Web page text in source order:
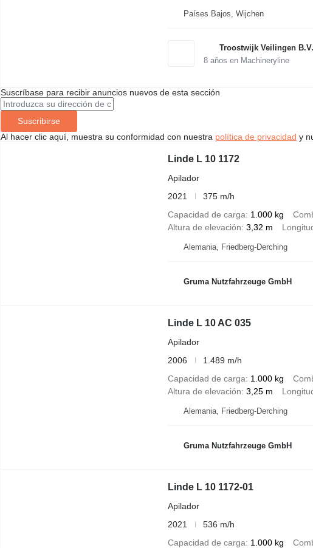
Países Bajos, Wijchen
Troostwijk Veilingen B.V.
8años en Machineryline
Suscríbase para recibir anuncios nuevos de esta sección
Suscribirse
Al hacer clic aquí, muestra su conformidad con nuestra política de privacidad y
Linde L 10 1172
Apilador
2021
375 m/h
Capacidad de carga
1.000 kg
Altura de elevación 3,32 m
Alemania, Friedberg-Derching
Gruma Nutzfahrzeuge GmbH
Linde L 10 AC 035
Apilador
2006
1.489 m/h
Capacidad de carga
1.000 kg
Altura de elevación 3,25 m
Alemania, Friedberg-Derching
Gruma Nutzfahrzeuge GmbH
Linde L 10 1172-01
Apilador
2021
536 m/h
Capacidad de carga
1.000 kg